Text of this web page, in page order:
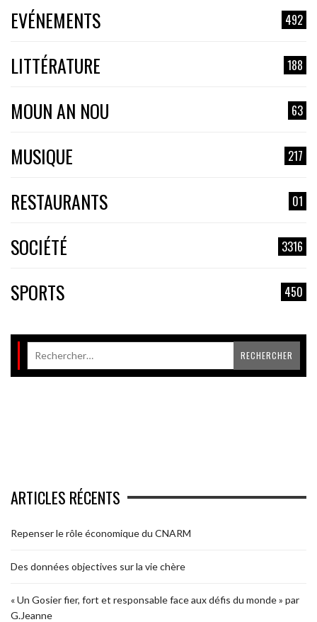
EVÉNEMENTS 492
LITTÉRATURE 188
MOUN AN NOU 63
MUSIQUE 217
RESTAURANTS 01
SOCIÉTÉ 3316
SPORTS 450
ARTICLES RÉCENTS
Repenser le rôle économique du CNARM
Des données objectives sur la vie chère
« Un Gosier fier, fort et responsable face aux défis du monde » par
G.Jeanne